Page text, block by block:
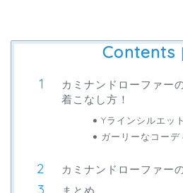
Contents
カミナンドローファー
着こなし方！
Yラインシルエッ
ガーリーなコーデ
カミナンドローファー